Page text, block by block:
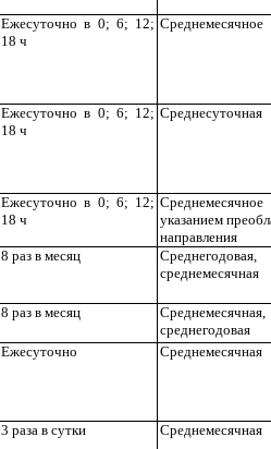
Ежесуточно в 0; 6; 12;
18 ч
Среднемесячное
Ежесуточно в 0; 6; 12;
18 ч
Среднесуточная
Ежесуточно в 0; 6; 12;
18 ч
указанием
направления
8 раз в месяц
Среднегодовая,
среднемесячная
8 раз в месяц
Среднемесячная,
среднегодовая
Ежесуточно Среднемесячная
3 раза в сутки Среднемесячная